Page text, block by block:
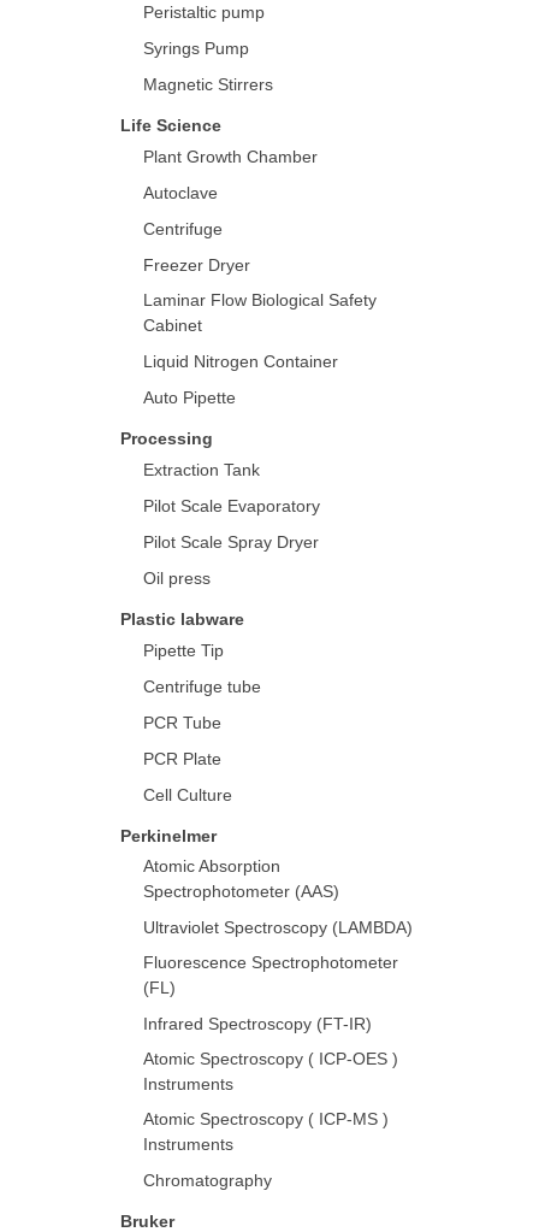
Peristaltic pump
Syrings Pump
Magnetic Stirrers
Life Science
Plant Growth Chamber
Autoclave
Centrifuge
Freezer Dryer
Laminar Flow Biological Safety
Cabinet
Liquid Nitrogen Container
Auto Pipette
Processing
Extraction Tank
Pilot Scale Evaporatory
Pilot Scale Spray Dryer
Oil press
Plastic labware
Pipette Tip
Centrifuge tube
PCR Tube
PCR Plate
Cell Culture
Perkinelmer
Atomic Absorption
Spectrophotometer (AAS)
Ultraviolet Spectroscopy (LAMBDA)
Fluorescence Spectrophotometer
(FL)
Infrared Spectroscopy (FT-IR)
Atomic Spectroscopy ( ICP-OES )
Instruments
Atomic Spectroscopy ( ICP-MS )
Instruments
Chromatography
Bruker